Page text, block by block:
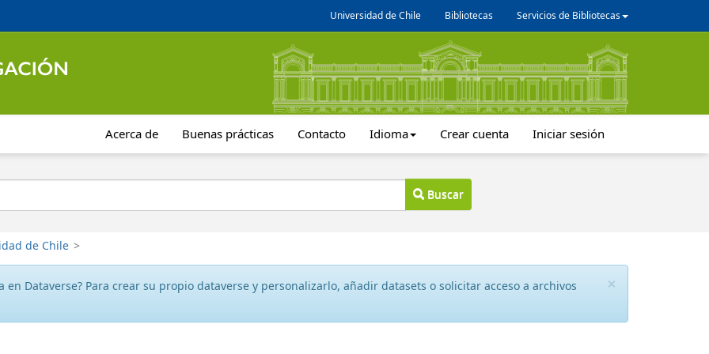
Universidad de Chile Bibliotecas Servicios de Bibliotecas
Acerca de Buenas prácticas Contacto Idioma Crear cuenta Iniciar sesión
Buscar
de Chile >
×
en Dataverse? Para crear su propio dataverse y personalizarlo, añadir datasets o solicitar acceso a archivos